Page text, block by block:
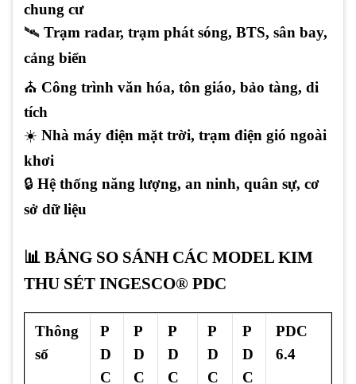
chung cư
🛰 Trạm radar, trạm phát sóng, BTS, sân bay,
cảng biển
⛪ Công trình văn hóa, tôn giáo, bảo tàng, di
tích
☀️ Nhà máy điện mặt trời, trạm điện gió ngoài
khơi
🔒 Hệ thống năng lượng, an ninh, quân sự, cơ
sở dữ liệu
📊 BẢNG SO SÁNH CÁC MODEL KIM
THU SÉT INGESCO® PDC
Thông
số
P
D
C
P
D
C
P
D
C
P
D
C
P
D
C
PDC
6.4